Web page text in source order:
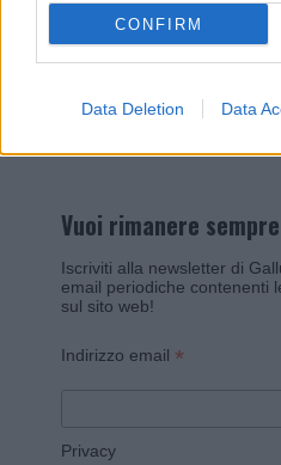
CONFIRM
Data Deletion Data
Invia un Comunicato
Vuoi rimanere
Iscriviti alla newsletter di
email periodiche contenenti
sul sito web!
Indirizzo email *
Privacy